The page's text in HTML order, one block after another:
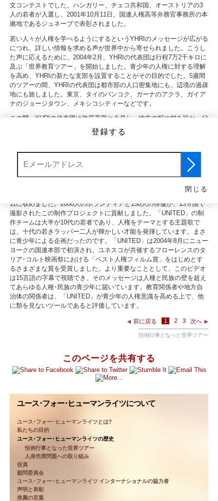
このページを共有する
ユース･フォー･ヒューマンライツについて
ユース･フォー･ヒューマンライツとは?
私たちの目的
ユース･フォー･ヒューマンライツの歴史
恒例行事となった世界ツアー
人身売買問題への取り組み
役員
顧問委員会
ユース･フォー･ヒューマンライツ インターナショナルの協力者
声明と表彰
推薦の言葉
文コンテストでした。ハンガリー、チェコ共和国、オーストリアの3
人の若者が入選し、2001年10月11日、国連人権高等弁務官事務所の本
拠地であるジュネーブで表彰されました。
若い人々が人権を学べるようにするというYHRIのメッセージが広がる
につれ、詳しい情報を求める声が世界中から寄せられました。こうし
た声に応えるために、2004年2月、YHRIの代表団は行程7万2千キロに
及ぶ「世界教育ツアー」を開始しました。青少年の人権に対する理解
を高め、YHRIの新たな支部を設置することがその目的でした。5週間
のツアーの間、YHRIの代表団は都市部の人口密集地にも、辺境の過疎
地にも旅しました。東京、タイのバンコク、ガーナのアクラ、ガイア
ナのジョージタウン、メキシコシティーなどです。
この間、YHRIの代表団は政府高官と会見し、地方の町や村を訪ね、父
兄にも子供にも、「人権とは何でしょう?」の小冊子や、エイズに関
するYHRIの教育リーフレットなどを配布しました。
い感想文を書いてもらいました。
「UNITED」ビデオの制作と発表
世界教育ツアーの間に、当時19歳のタロン･レクストン監督は、YHRI
による人権ミュージックビデオ「UNITED」の数多くの場面をフィル
ムに収めました。2000人のボランティアと150人の俳優が、13ヵ国で
撮影されたこの制作プロジェクトに貢献しました。「UNITED」の制
作チームは大半が10代の若者であり、人権をテーマとする主題歌で
は、十代の若きラッパー二人が輝かしい才能を発揮しています。まさ
に青少年による企画だったのです。「UNITED」は2004年8月にニュー
ヨークの国連本部で初演され、ユネスコが共催するフローレンスのタ
リア･コルト映画祭における「ベスト人権フィルム賞」をはじめとす
るさまざまな賞を受賞しました。より重要なこととして、このビデオ
は15言語の字幕で視聴でき、そのメッセージは人種と民族の壁を超え
てあらゆる人種･民族の青少年に届いています。教育関係者や地方自
治体の関係者は、「UNITED」が青少年の人権意識を高める上で、他
に類を見ないツールであると評価しています。
前に戻る 1 2 3 次へ
恒例行事となった世界ツアー
登録する
閉じる